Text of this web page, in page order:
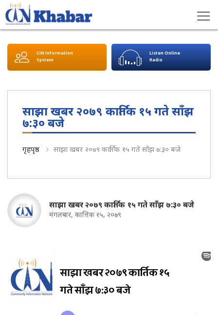
CIN Information
System
Listen Online
Radio
साझा खबर २०७९ कार्तिक १५ गते साँझ
७:३० बजे
गृहपृष्ठ साझा खबर २०७९ कार्तिक १५ गते साँझ ७:३० बजे
साझा खबर २०७९ कार्तिक १५ गते साँझ ७:३० बजे
मंगलबार, कात्तिक १५, २०७९